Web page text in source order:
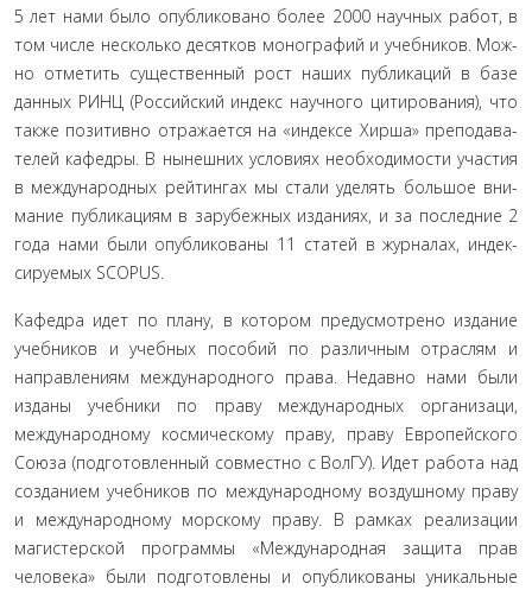
5 лет нами было опубликовано более 2000 научных работ, в
том числе несколько десятков монографий и учебников. Мож­
но отметить существенный рост наших публикаций в базе
дан­ных РИНЦ (Российский индекс научного цитирования), что
также позитивно отражается на «индексе Хирша» преподава­
телей кафедры. В нынешних условиях необходимости участия
в международных рейтингах мы стали уделять большое вни­
мание публикациям в зарубежных изданиях, и за последние 2
года нами были опубликованы 11 статей в журналах, индек­
сируемых SCOPUS.
Кафедра идет по плану, в котором предусмотрено изда­ние
учебников и учебных пособий по различным отраслям и
направлениям международного права. Недавно нами были
изданы учебники по праву международных организаци,
международному космическому праву, праву Европейско­го
Союза (подготовленный совместно с ВолГУ). Идет работа над
созданием учебников по международному воздушному праву
и международному морскому праву. В рамках реализа­ции
магистерской программы «Международная защита прав
человека» были подготовлены и опубликованы уникальные